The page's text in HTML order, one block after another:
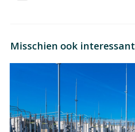
Misschien ook interessant